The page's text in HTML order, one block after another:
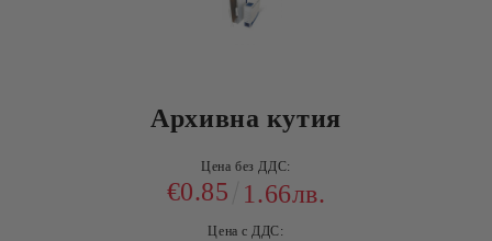
Архивна кутия
Цена без ДДС:
€0.85 1.66лв.
Цена с ДДС: